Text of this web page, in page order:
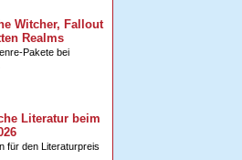
Witcher, Fallout
Realms
Pakete bei
Literatur beim
für den Literaturpreis